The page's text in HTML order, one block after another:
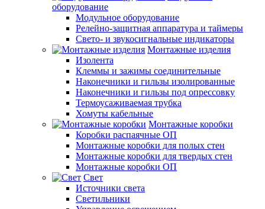
оборудование
Модульное оборудование
Релейно-защитная аппаратура и таймеры
Свето- и звукосигнальные индикаторы
Монтажные изделия
Изолента
Клеммы и зажимы соединительные
Наконечники и гильзы изолированные
Наконечники и гильзы под опрессовку
Термоусаживаемая трубка
Хомуты кабельные
Монтажные коробки
Коробки распаячные ОП
Монтажные коробки для полых стен
Монтажные коробки для твердых стен
Монтажные коробки ОП
Свет
Источники света
Светильники